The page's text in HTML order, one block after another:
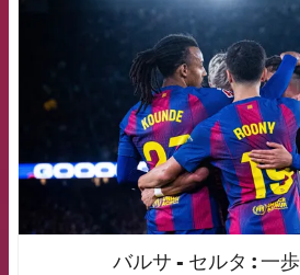
バルサ - セルタ : 一